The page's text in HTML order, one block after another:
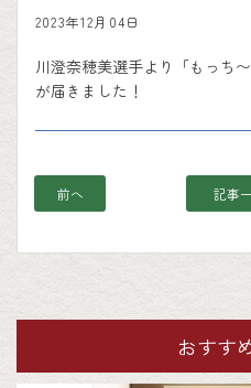
2023年12月04日
川澄奈穂美選手より「もっち
が届きました！
前へ 記事
おすす